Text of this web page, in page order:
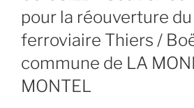
pour la réouverture
ferroviaire Thiers /
commune de LA
MONTEL